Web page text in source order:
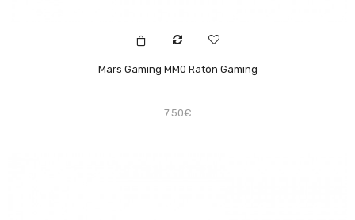
Mars Gaming MM0 Ratón Gaming
7.50€